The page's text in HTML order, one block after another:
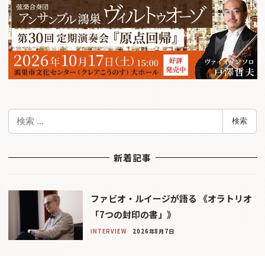
検
検索
新着記事
ファビオ・ルイージが語る 《オラトリオ
「7つの封印の書」》
INTERVIEW 2026年8月7日